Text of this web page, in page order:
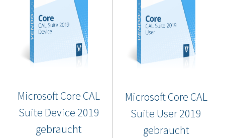
Microsoft Core CAL
Suite Device 2019
gebraucht
Microsoft Core CAL
Suite User 2019
gebraucht